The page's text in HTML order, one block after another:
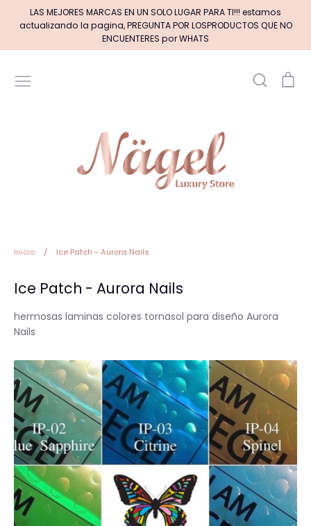
directamente
contenido
LAS MEJORES MARCAS EN UN SOLO LUGAR PARA TI!!! estamos
actualizando la pagina, PREGUNTA POR LOSPRODUCTOS QUE NO
ENCUENTERES por WHATS
Buscar
MARCAS DE ACRILICOS & GEL PINCELES (por tipos)
+BASE RUBBER+
*****EFECTOS EN GEL**** EFECTOS ESPEJO METALICOS
DECORACIONES (Glitter, Foil, Estoperoles...)
Stickers & Tattoos para uñas
Inicio / Ice Patch - Aurora Nails
Ice Patch - Aurora Nails
hermosas laminas colores tornasol para diseño Aurora
Nails